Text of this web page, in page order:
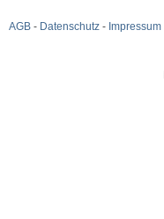
AGB - Datenschutz - Impressum